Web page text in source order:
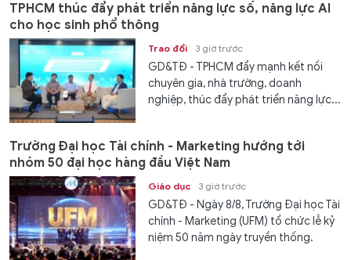
TPHCM thúc đẩy phát triển năng lực số, năng lực AI
cho học sinh phổ thông
Trao đổi 3 giờ trước
GD&TĐ - TPHCM đẩy mạnh kết nối
chuyên gia, nhà trường, doanh
nghiệp, thúc đẩy phát triển năng lực...
Trường Đại học Tài chính - Marketing hướng tới
nhóm 50 đại học hàng đầu Việt Nam
Giáo dục 3 giờ trước
GD&TĐ - Ngày 8/8, Trường Đại học Tài
chính - Marketing (UFM) tổ chức lễ kỷ
niệm 50 năm ngày truyền thống.